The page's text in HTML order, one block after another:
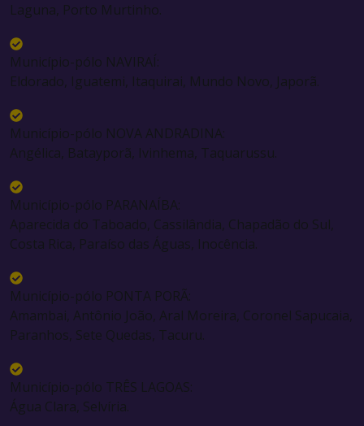
Laguna, Porto Murtinho.
Município-pólo NAVIRAÍ:
Eldorado, Iguatemi, Itaquirai, Mundo Novo, Japorã.
Município-pólo NOVA ANDRADINA:
Angélica, Batayporã, Ivinhema, Taquarussu.
Município-pólo PARANAÍBA:
Aparecida do Taboado, Cassilândia, Chapadão do Sul,
Costa Rica, Paraíso das Águas, Inocência.
Município-pólo PONTA PORÃ:
Amambai, Antônio João, Aral Moreira, Coronel Sapucaia,
Paranhos, Sete Quedas, Tacuru.
Município-pólo TRÊS LAGOAS:
Água Clara, Selvíria.